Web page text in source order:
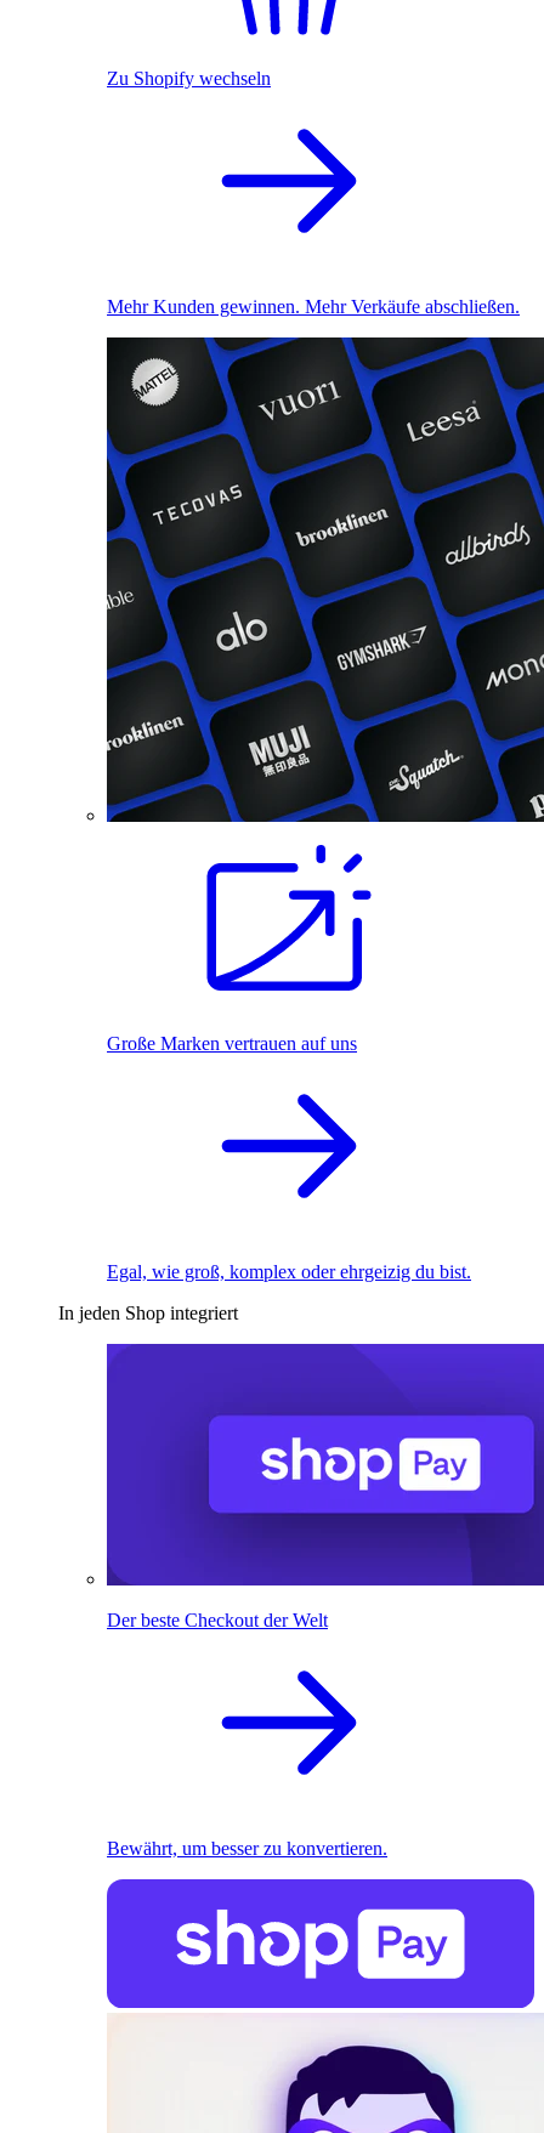
Zu Shopify wechseln
Mehr Kunden gewinnen. Mehr Verkäufe abschließen.
Große Marken vertrauen auf uns
Egal, wie groß, komplex oder ehrgeizig du bist.
In jeden Shop integriert
Der beste Checkout der Welt
Bewährt, um besser zu konvertieren.